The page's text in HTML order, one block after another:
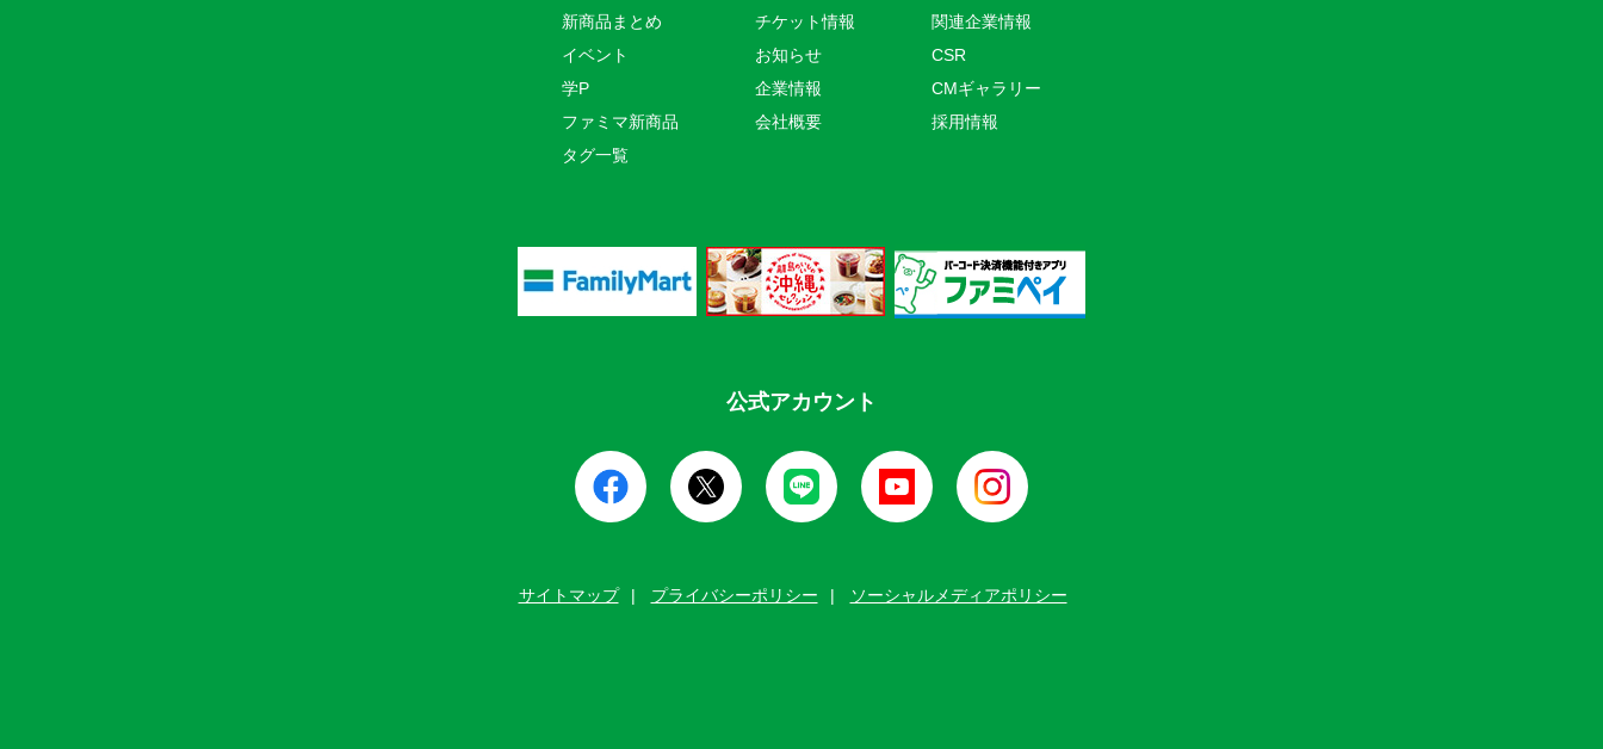
新商品まとめ
イベント
学P
ファミマ新商品
タグ一覧
チケット情報
お知らせ
企業情報
会社概要
関連企業情報
CSR
CMギャラリー
採用情報
公式アカウント
サイトマップ プライバシーポリシー ソーシャルメディアポリシー